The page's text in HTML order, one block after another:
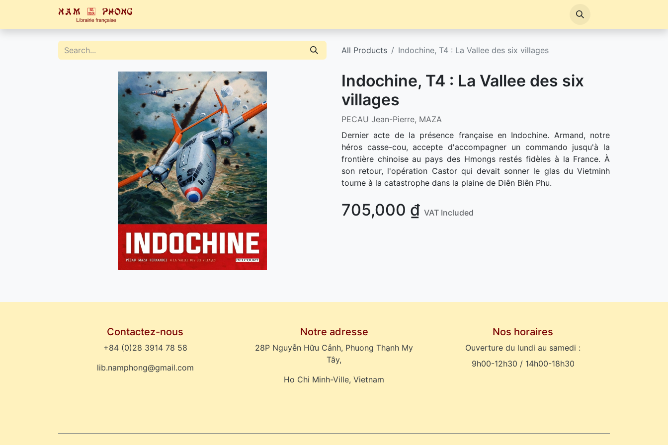
All Products Indochine, T4 : La Vallee des six villages
Indochine, T4 : La Vallee des six
villages
PECAU Jean-Pierre, MAZA
Dernier acte de la présence française en Indochine. Armand, notre
héros casse-cou, accepte d'accompagner un commando jusqu'à la
frontière chinoise au pays des Hmongs restés fidèles à la France. À
son retour, l'opération Castor qui devait sonner le glas du Vietminh
tourne à la catastrophe dans la plaine de Diên Biên Phu.
705,000 ₫ VAT Included
Contactez-nous
+84 (0)28 3914 78 58
lib.namphong@gmail.com
Notre adresse
28P Nguyễn Hữu Cảnh, Phuong Thạnh My
Tây,
Ho Chi Minh-Ville, Vietnam
Nos horaires
Ouverture du lundi au samedi :
9h00-12h30 / 14h00-18h30